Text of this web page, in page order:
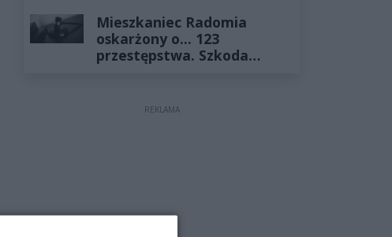
Mieszkaniec Radomia
oskarżony o... 123
przestępstwa. Szkoda
REKLAMA